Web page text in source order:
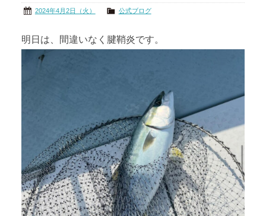
2024年4月2日（火） 公式ブログ
明日は、間違いなく腱鞘炎です。